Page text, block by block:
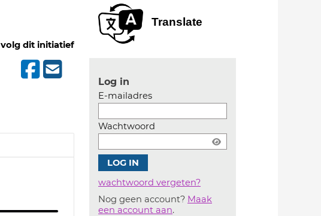
volg dit initiatief
Translate
Log in
E-mailadres
Wachtwoord
wachtwoord vergeten?
Nog geen account? Maak
een account aan.